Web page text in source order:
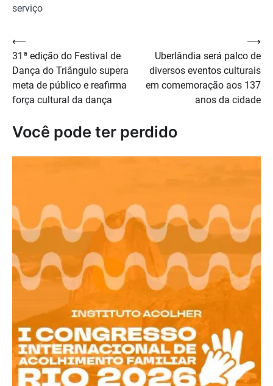
serviço
Navegação
de
Post
⟵
31ª edição do Festival de
Dança do Triângulo supera
meta de público e reafirma
força cultural da dança
Uberlândia será palco de
diversos eventos culturais
em comemoração aos 137
anos da cidade
⟶
Você pode ter perdido